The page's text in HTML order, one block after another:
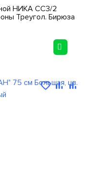
НИКА СС3/2
Треугол. Бирюза